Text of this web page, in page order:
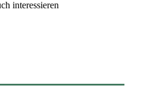
interessieren